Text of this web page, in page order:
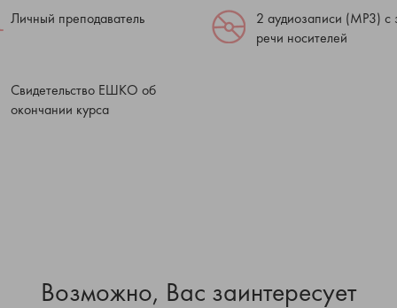
Личный преподаватель
Свидетельство ЕШКО об
окончании курса
2 аудиозаписи (МР3) с
речи носителей
Возможно, Вас заинтересует